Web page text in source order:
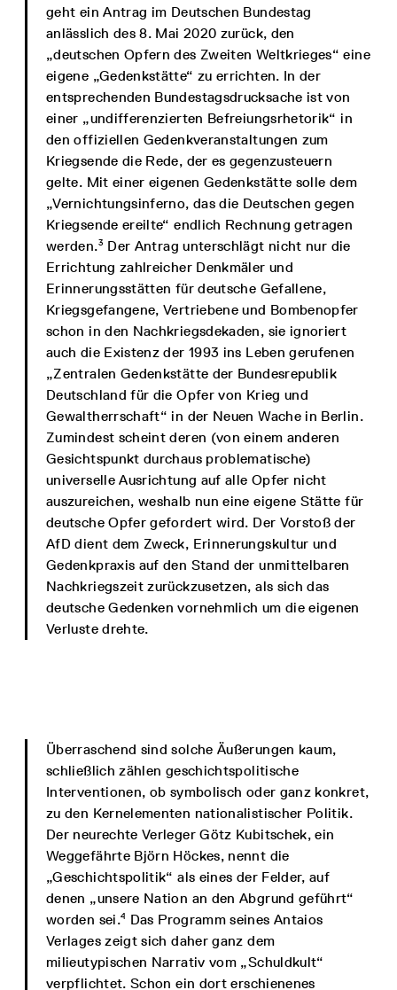
geht ein Antrag im Deutschen Bundestag
anlässlich des 8. Mai 2020 zurück, den
„deutschen Opfern des Zweiten Weltkrieges“ eine
eigene „Gedenkstätte“ zu errichten. In der
entsprechenden Bundestagsdrucksache ist von
einer „undifferenzierten Befreiungsrhetorik“ in
den offiziellen Gedenkveranstaltungen zum
Kriegsende die Rede, der es gegenzusteuern
gelte. Mit einer eigenen Gedenkstätte solle dem
„Vernichtungsinferno, das die Deutschen gegen
Kriegsende ereilte“ endlich Rechnung getragen
werden.3 Der Antrag unterschlägt nicht nur die
Errichtung zahlreicher Denkmäler und
Erinnerungsstätten für deutsche Gefallene,
Kriegsgefangene, Vertriebene und Bombenopfer
schon in den Nachkriegsdekaden, sie ignoriert
auch die Existenz der 1993 ins Leben gerufenen
„Zentralen Gedenkstätte der Bundesrepublik
Deutschland für die Opfer von Krieg und
Gewaltherrschaft“ in der Neuen Wache in Berlin.
Zumindest scheint deren (von einem anderen
Gesichtspunkt durchaus problematische)
universelle Ausrichtung auf alle Opfer nicht
auszureichen, weshalb nun eine eigene Stätte für
deutsche Opfer gefordert wird. Der Vorstoß der
AfD dient dem Zweck, Erinnerungskultur und
Gedenkpraxis auf den Stand der unmittelbaren
Nachkriegszeit zurückzusetzen, als sich das
deutsche Gedenken vornehmlich um die eigenen
Verluste drehte.
Überraschend sind solche Äußerungen kaum,
schließlich zählen geschichtspolitische
Interventionen, ob symbolisch oder ganz konkret,
zu den Kernelementen nationalistischer Politik.
Der neurechte Verleger Götz Kubitschek, ein
Weggefährte Björn Höckes, nennt die
„Geschichtspolitik“ als eines der Felder, auf
denen „unsere Nation an den Abgrund geführt“
worden sei.4 Das Programm seines Antaios
Verlages zeigt sich daher ganz dem
milieutypischen Narrativ vom „Schuldkult“
verpflichtet. Schon ein dort erschienenes